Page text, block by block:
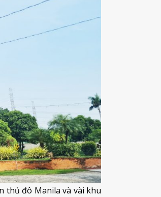
thủ đô Manila và vài khu